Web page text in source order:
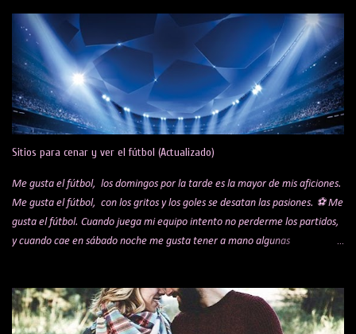
n
t
a
r
i
o
s
Sitios para cenar y ver el fútbol (Actualizado)
Me gusta el fútbol, los domingos por la tarde es la mayor de mis aficiones.
Me gusta el fútbol, con los gritos y los goles se desatan las pasiones. ⚽ Me
gusta el fútbol. Cuando juega mi equipo intento no perderme los partidos,
y cuando cae en sábado noche me gusta tener a mano algunas
puede interesar. Bar Koki Real Mítico bar de los hermanos López que hace
años se hicieron virales por sus celebraciones de los goles del Real Madrid.